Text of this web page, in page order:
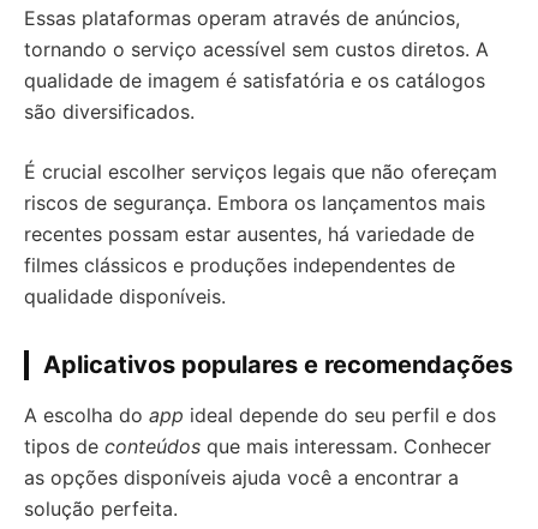
Essas plataformas operam através de anúncios,
tornando o serviço acessível sem custos diretos. A
qualidade de imagem é satisfatória e os catálogos
são diversificados.
É crucial escolher serviços legais que não ofereçam
riscos de segurança. Embora os lançamentos mais
recentes possam estar ausentes, há variedade de
filmes clássicos e produções independentes de
qualidade disponíveis.
Aplicativos populares e recomendações
A escolha do app ideal depende do seu perfil e dos
tipos de conteúdos que mais interessam. Conhecer
as opções disponíveis ajuda você a encontrar a
solução perfeita.